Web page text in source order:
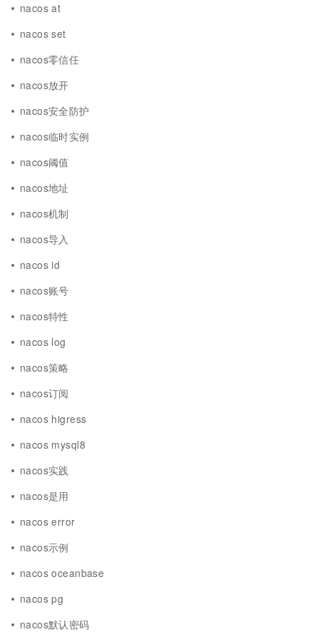
nacos at
nacos set
nacos零信任
nacos放开
nacos安全防护
nacos临时实例
nacos阈值
nacos地址
nacos机制
nacos导入
nacos id
nacos账号
nacos特性
nacos log
nacos策略
nacos订阅
nacos higress
nacos mysql8
nacos实践
nacos是用
nacos error
nacos示例
nacos oceanbase
nacos pg
nacos默认密码